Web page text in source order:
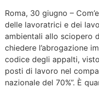
Roma, 30 giugno –
delle lavoratrici e dei
ambientali allo sciopero
chiedere l’abrogazione
codice degli appalti,
posti di lavoro nel
nazionale del 70%”. È